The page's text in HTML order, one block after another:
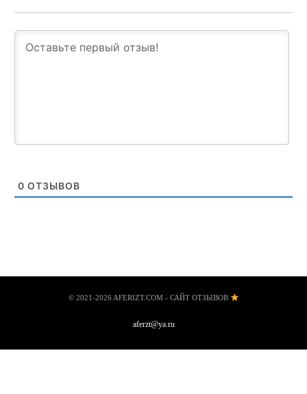
0 ОТЗЫВОВ
© 2021-2026 AFERIZT.COM - САЙТ ОТЗЫВОВ
aferzt@ya.ru